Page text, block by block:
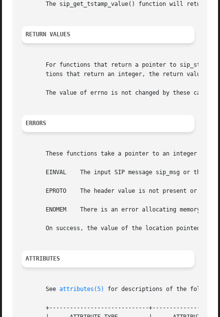
RETURN VALUES
For functions that return a pointer to sip_str_t, the
tions that return an integer, the return value
The value of errno is not changed by these calls
ERRORS
These functions take a pointer to an integer
       EINVAL	 The input SIP message sip_msg or the header value is null; or the specified header/header value is deleted.
       EPROTO	 The header value is not present or invalid. The parser could not parse it correctly.
       ENOMEM	 There is an error allocating memory for the return value.
On success, the value of the location pointed to
ATTRIBUTES
       See
attributes(5) for descriptions of the
+-----------------------------